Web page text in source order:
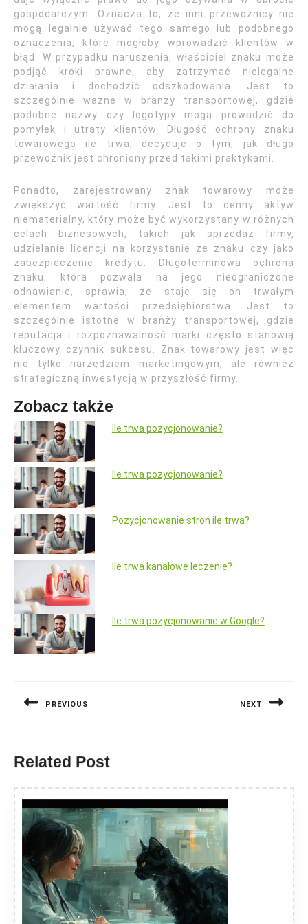
gospodarczym. Oznacza to, że inni przewoźnicy nie
mogą legalnie używać tego samego lub podobnego
oznaczenia, które mogłoby wprowadzić klientów w
błąd. W przypadku naruszenia, właściciel znaku może
podjąć kroki prawne, aby zatrzymać nielegalne
działania i dochodzić odszkodowania. Jest to
szczególnie ważne w branży transportowej, gdzie
podobne nazwy czy logotypy mogą prowadzić do
pomyłek i utraty klientów. Długość ochrony znaku
towarowego ile trwa, decyduje o tym, jak długo
przewoźnik jest chroniony przed takimi praktykami.
Ponadto, zarejestrowany znak towarowy może
zwiększyć wartość firmy. Jest to cenny aktyw
niematerialny, który może być wykorzystany w różnych
celach biznesowych, takich jak sprzedaż firmy,
udzielanie licencji na korzystanie ze znaku czy jako
zabezpieczenie kredytu. Długoterminowa ochrona
znaku, która pozwala na jego nieograniczone
odnawianie, sprawia, że staje się on trwałym
elementem wartości przedsiębiorstwa. Jest to
szczególnie istotne w branży transportowej, gdzie
reputacja i rozpoznawalność marki często stanowią
kluczowy czynnik sukcesu. Znak towarowy jest więc
nie tylko narzędziem marketingowym, ale również
strategiczną inwestycją w przyszłość firmy.
Zobacz także
Ile trwa pozycjonowanie?
Ile trwa pozycjonowanie?
Pozycjonowanie stron ile trwa?
Ile trwa kanałowe leczenie?
Ile trwa pozycjonowanie w Google?
PREVIOUS NEXT
Related Post